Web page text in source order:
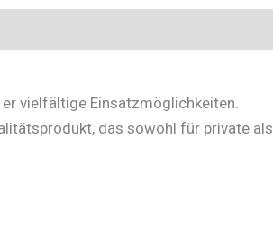
vielfältige Einsatzmöglichkeiten.
das sowohl für private als